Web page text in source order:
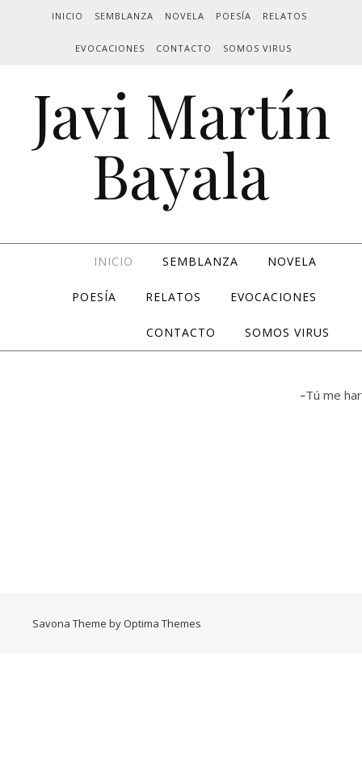
INICIO SEMBLANZA NOVELA POESÍA RELATOS
EVOCACIONES CONTACTO SOMOS VIRUS
Javi Martín
Bayala
INICIO SEMBLANZA NOVELA
POESÍA RELATOS EVOCACIONES
CONTACTO SOMOS VIRUS
-Tú me
Savona Theme by Optima Themes